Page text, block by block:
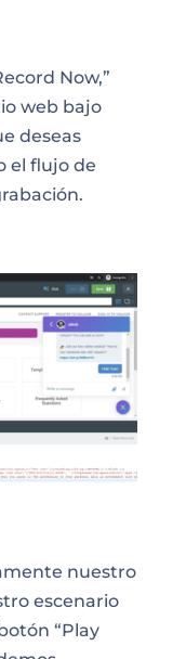
Now,”
web bajo
deseas
el flujo de
nuestro
escenario
“Play